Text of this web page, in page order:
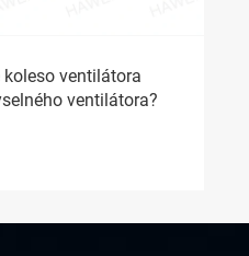
najlepšiu
aplikácie?